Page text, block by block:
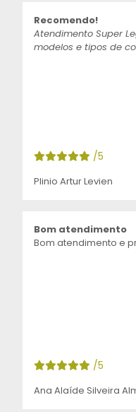
Recomendo!
Atendimento Super
modelos e tipos de
/5
Plinio Artur Levien
Bom atendimento
Bom atendimento e
/5
Ana Alaíde Silveira